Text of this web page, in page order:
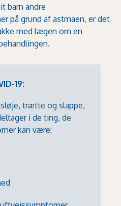
barn andre
på grund af astmaen, er det
med lægen om en
19:
trætte og slappe,
i de ting, de
kan være: